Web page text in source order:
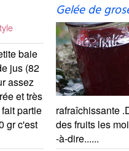
baie
jus (82
assez
et très
partie
gr c'est
Gelée de
rafraîchissante
des fruits les
-à-dire......